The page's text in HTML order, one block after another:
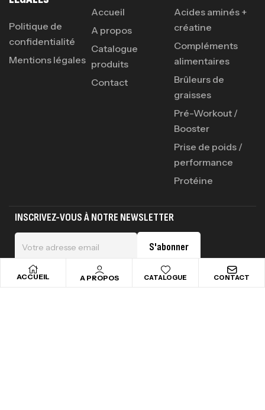
ACCUEIL A PROPOS CATALOGUE CONTACT
INSCRIVEZ-VOUS À NOTRE NEWSLETTER
S'abonner
Politique de
confidentialité
Mentions légales
Accueil
A propos
Catalogue
produits
Contact
Acides aminés +
créatine
Compléments
alimentaires
Brûleurs de
graisses
Pré-Workout /
Booster
Prise de poids /
performance
Protéine